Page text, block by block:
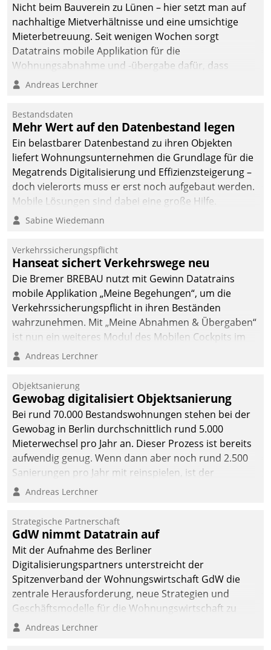
Nicht beim Bauverein zu Lünen – hier setzt man auf
nachhaltige Mietverhältnisse und eine umsichtige
Mieterbetreuung. Seit wenigen Wochen sorgt
Datatrains mobile Applikation für die
Wohnungsabnahme und -übergabe dafür, dass
Mieter wohlgeordnet kommen und, so es sein muss,
Andreas Lerchner
Bestandsdaten
Mehr Wert auf den Datenbestand legen
Ein belastbarer Datenbestand zu ihren Objekten
liefert Wohnungsunternehmen die Grundlage für die
Megatrends Digitalisierung und Effizienzsteigerung –
doch vielerorts muss er erst noch aufgebaut werden.
Mobile Lösungen sind dabei eine große Hilfe.
Sabine Wiedemann
Verkehrssicherungspflicht
Hanseat sichert Verkehrswege neu
Die Bremer BREBAU nutzt mit Gewinn Datatrains
mobile Applikation „Meine Begehungen“, um die
Verkehrssicherungspflicht in ihren Beständen
wahrzunehmen. Mit „Meine Abnahmen & Übergaben“
ist nun ein weiteres Modul des Mobilen Cockpits im
Einsatz.
Andreas Lerchner
Objektsanierung
Gewobag digitalisiert Objektsanierung
Bei rund 70.000 Bestandswohnungen stehen bei der
Gewobag in Berlin durchschnittlich rund 5.000
Mieterwechsel pro Jahr an. Dieser Prozess ist bereits
aufwendig genug. Wenn dann aber noch rund 2.500
Sanierungen pro Jahr mit reinspielen, ist der
Betreuungs- und Organisationsaufwand immens. Im
kommunale Wohnungsbauunternehmen daher
gemeinsam mit der Berliner Datatrain GmbH den
Teilprozess der Objektsanierung digitalisiert.
Andreas Lerchner
Strategische Partnerschaft
GdW nimmt Datatrain auf
Mit der Aufnahme des Berliner
Digitalisierungspartners unterstreicht der
Spitzenverband der Wohnungswirtschaft GdW die
zentrale Herausforderung, neue Strategien und
Geschäftsmodelle für die Wohnungswirtschaft zu
entwickeln.
Andreas Lerchner